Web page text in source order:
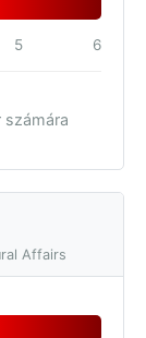
5 6
számára
Affairs